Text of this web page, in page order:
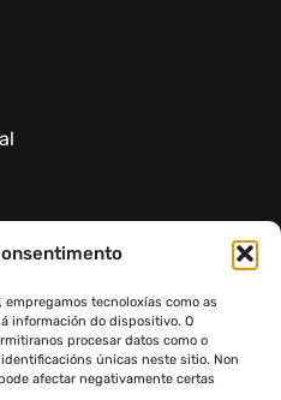
tecnoloxías como as
información do dispositivo. O
procesar datos como o
únicas neste sitio. Non
afectar negativamente certas